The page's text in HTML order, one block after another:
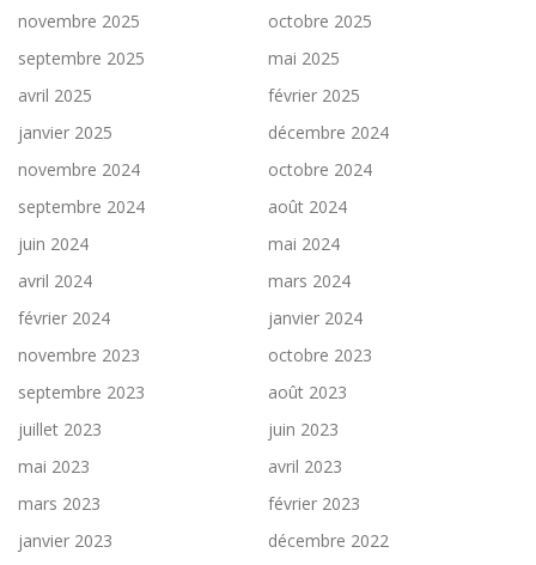
novembre 2025
octobre 2025
septembre 2025
mai 2025
avril 2025
février 2025
janvier 2025
décembre 2024
novembre 2024
octobre 2024
septembre 2024
août 2024
juin 2024
mai 2024
avril 2024
mars 2024
février 2024
janvier 2024
novembre 2023
octobre 2023
septembre 2023
août 2023
juillet 2023
juin 2023
mai 2023
avril 2023
mars 2023
février 2023
janvier 2023
décembre 2022